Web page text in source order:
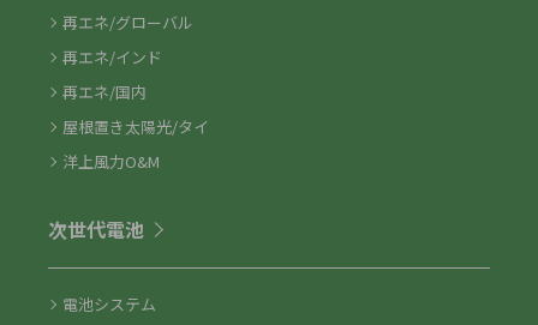
再エネ/グローバル
再エネ/インド
再エネ/国内
屋根置き太陽光/タイ
洋上風力O&M
次世代電池
電池システム